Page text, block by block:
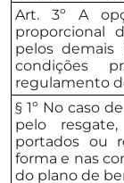
Art. 3º A
proporcional
pelos demais
condições
regulamento
§ 1º No caso
pelo
portados ou
forma e nas
do plano de